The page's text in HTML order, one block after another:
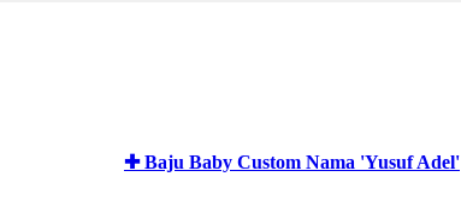
✚ Baju Baby Custom Nama 'Yusuf Adel'